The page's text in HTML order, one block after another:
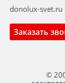
Заказать
donolux-svet.ru
©